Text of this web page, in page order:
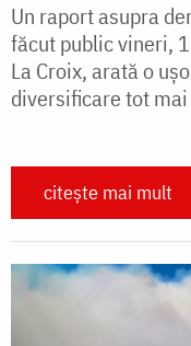
Un raport asupra
făcut public vineri,
La Croix, arată o
diversificare tot
citește mai mult